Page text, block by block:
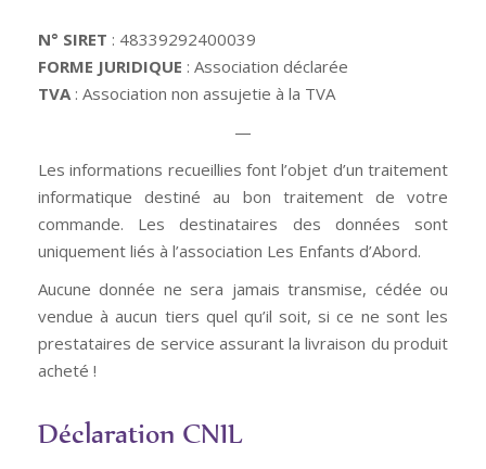
N° SIRET : 48339292400039
FORME JURIDIQUE : Association déclarée
TVA : Association non assujetie à la TVA
—
Les informations recueillies font l’objet d’un traitement
informatique destiné au bon traitement de votre
commande. Les destinataires des données sont
uniquement liés à l’association Les Enfants d’Abord.
Aucune donnée ne sera jamais transmise, cédée ou
vendue à aucun tiers quel qu’il soit, si ce ne sont les
prestataires de service assurant la livraison du produit
acheté !
Déclaration CNIL